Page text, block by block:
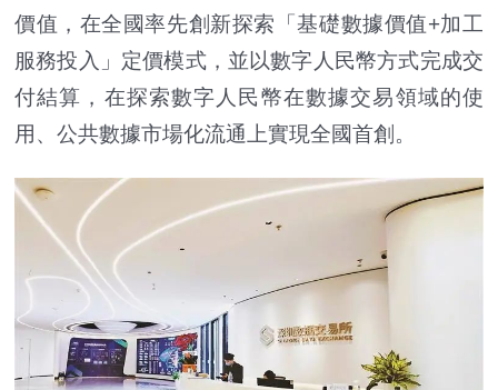
價值，在全國率先創新探索「基礎數據價值+加工
服務投入」定價模式，並以數字人民幣方式完成交
付結算，在探索數字人民幣在數據交易領域的使
用、公共數據市場化流通上實現全國首創。